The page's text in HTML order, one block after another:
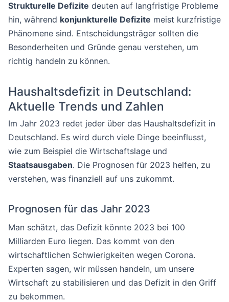
Strukturelle Defizite deuten auf langfristige Probleme
hin, während konjunkturelle Defizite meist kurzfristige
Phänomene sind. Entscheidungsträger sollten die
Besonderheiten und Gründe genau verstehen, um
richtig handeln zu können.
Haushaltsdefizit in Deutschland:
Aktuelle Trends und Zahlen
Im Jahr 2023 redet jeder über das Haushaltsdefizit in
Deutschland. Es wird durch viele Dinge beeinflusst,
wie zum Beispiel die Wirtschaftslage und
Staatsausgaben. Die Prognosen für 2023 helfen, zu
verstehen, was finanziell auf uns zukommt.
Prognosen für das Jahr 2023
Man schätzt, das Defizit könnte 2023 bei 100
Milliarden Euro liegen. Das kommt von den
wirtschaftlichen Schwierigkeiten wegen Corona.
Experten sagen, wir müssen handeln, um unsere
Wirtschaft zu stabilisieren und das Defizit in den Griff
zu bekommen.